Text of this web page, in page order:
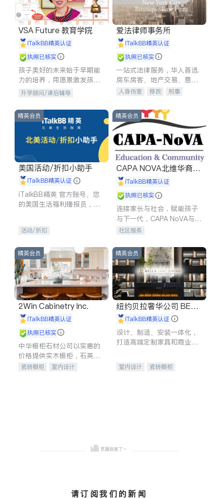
VSA Future 教育学院
iTalkBB精英认证
执照已核实
孩子美好的未来始于早期能
力的培养，用愿景激发孩子
的学习潜力和动力。理念：
拥有成长型心态是成功的基
石。
升学顾问/课后辅导
爱法律师事务所
iTalkBB精英认证
执照已核实
一站式法律服务，华人首选.
房东房客、地产交易、意外
伤害、车祸重伤、商业诉
建筑合同、刑事案件全包办
人身伤害 移民
刑事
信托/遗嘱
商业
索赔
律师-其它 保释
精英会员
美国活动/折扣小助手
iTalkBB精英认证
iTalkBB精英 官方账号。您
的美国生活福利播报员，精
专属福利。
活动/折扣
精英会员
CAPA NOVA北维华裔家
长会iTalkBB精英认证
执照已核实
连接家长与社会，赋能孩子
与下一代，CAPA NoVA与您
携手建设包容、公平、充满
社区服务
精英会员
2Win Cabinetry Inc.
iTalkBB精英认证
执照已核实
中华橱柜石材公司以实惠的
价格提供实木橱柜，石英石
台面，多种优质不锈钢水
瓷砖橱柜
室内设计
精英会员
纽约贝拉奢华公司 BELL
A LUXE
iTalkBB精英认证
设计、制造、安装一体化，
打造高端定制家具和商业空
室内设计
瓷砖橱柜
请订阅我们的新闻